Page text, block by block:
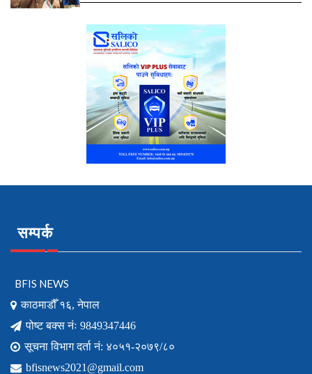
सम्पर्क
BFIS NEWS
काठमाडौँ १६, नेपाल
पोष्ट बक्स नंः 9849347446
सूचना विभाग दर्ता नं: ४०५१-२०७९/८०
bfisnews2021@gmail.com